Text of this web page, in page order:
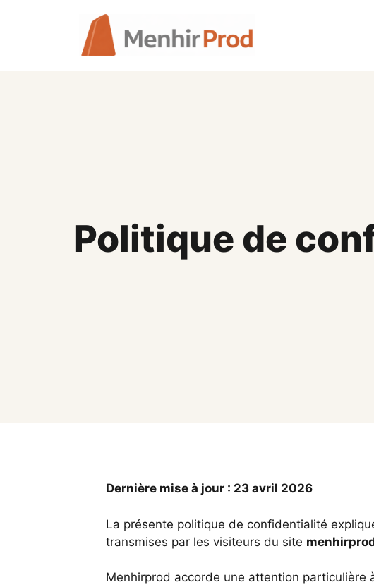
Politique de
Dernière mise à jour : 23 avril 2026
La présente politique de confidentialité
transmises par les visiteurs du site
Menhirprod accorde une attention particulière